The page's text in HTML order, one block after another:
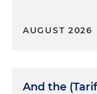
AUGUST 2026
And the